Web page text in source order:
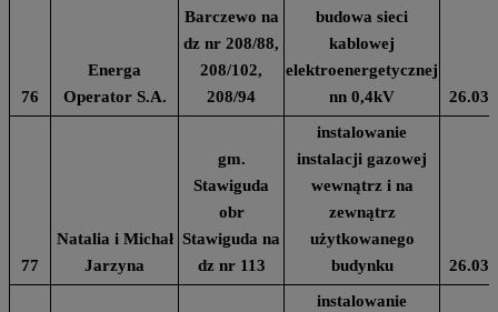
76
Energa
Operator S.A.
Barczewo na
dz nr 208/88,
208/102,
208/94
budowa sieci
kablowej
elektroenergetycznej
nn 0,4kV
77
Natalia i Michał
Jarzyna
gm.
Stawiguda
obr
Stawiguda na
dz nr 113
instalowanie
instalacji gazowej
wewnątrz i na
zewnątrz
użytkowanego
budynku
instalowanie